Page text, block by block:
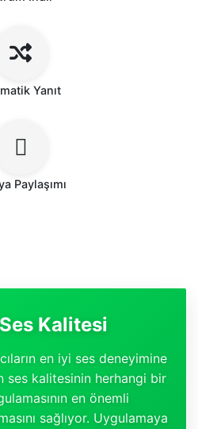
Yanıt
Paylaşımı
Kalitesi
en iyi ses deneyimine
ses kalitesinin herhangi bir
en önemli
sağlıyor. Uygulamaya